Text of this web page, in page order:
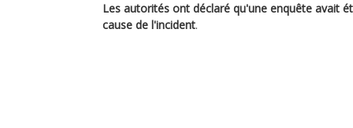
Les autorités ont déclaré qu'une enquête avait
cause de l'incident.